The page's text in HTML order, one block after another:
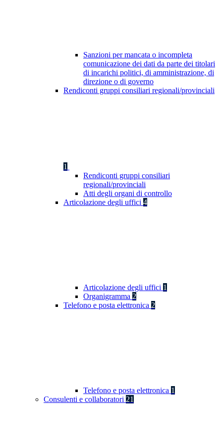
Sanzioni per mancata o incompleta
comunicazione dei dati da parte dei titolari
di incarichi politici, di amministrazione, di
direzione o di governo
Rendiconti gruppi consiliari regionali/provinciali
1
Rendiconti gruppi consiliari
regionali/provinciali
Atti degli organi di controllo
Articolazione degli uffici 4
Articolazione degli uffici 1
Organigramma 2
Telefono e posta elettronica 2
Telefono e posta elettronica 1
Consulenti e collaboratori 21